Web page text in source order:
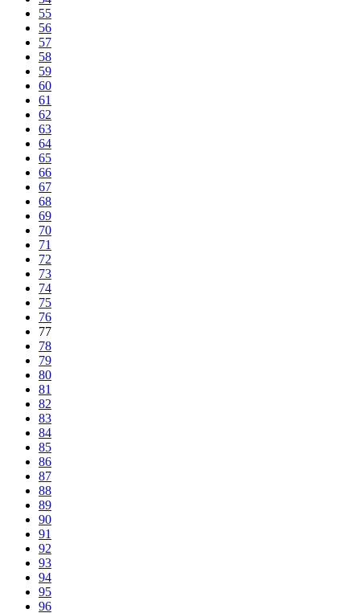
55
56
57
58
59
60
61
62
63
64
65
66
67
68
69
70
71
72
73
74
75
76
77
78
79
80
81
82
83
84
85
86
87
88
89
90
91
92
93
94
95
96